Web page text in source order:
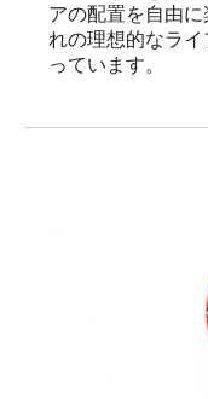
アの配置を自由
れの理想的なラ
っています。